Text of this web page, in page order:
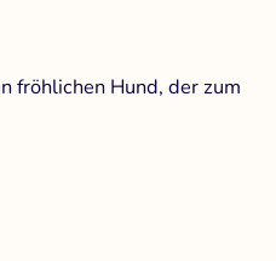
fröhlichen Hund, der zum